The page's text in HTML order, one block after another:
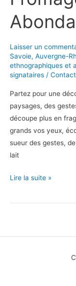
Laisser un
Savoie, Auvergne-
ethnographiques et
signataires /
Partez pour une
paysages, des
découpe plus en
grands vos yeux,
sueur des gestes,
lait
Découverte
à
du
Lire la suite »